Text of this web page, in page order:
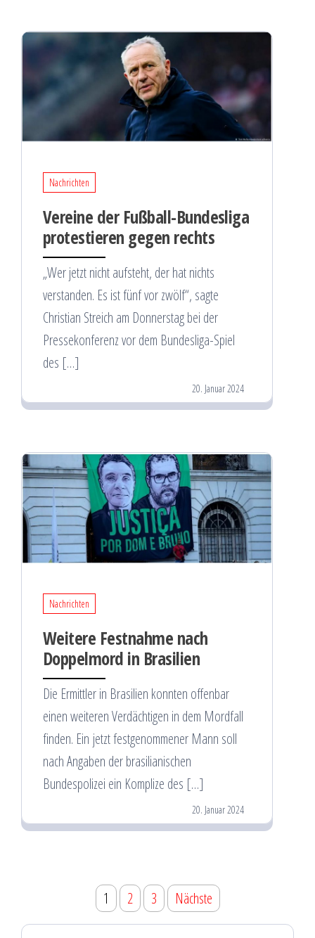
Nachrichten
Vereine der Fußball-Bundesliga
protestieren gegen rechts
„Wer jetzt nicht aufsteht, der hat nichts
verstanden. Es ist fünf vor zwölf“, sagte
Christian Streich am Donnerstag bei der
Pressekonferenz vor dem Bundesliga-Spiel
des […]
20. Januar 2024
Nachrichten
Weitere Festnahme nach
Doppelmord in Brasilien
Die Ermittler in Brasilien konnten offenbar
einen weiteren Verdächtigen in dem Mordfall
finden. Ein jetzt festgenommener Mann soll
nach Angaben der brasilianischen
Bundespolizei ein Komplize des […]
20. Januar 2024
Seitennummerierung
der
1 2 3 Nächste